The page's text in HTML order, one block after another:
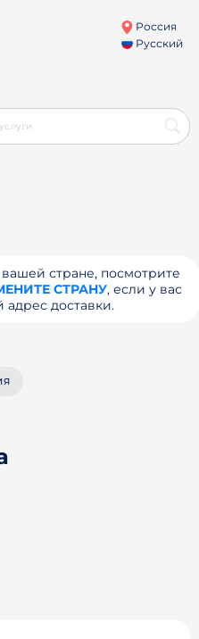
Россия
Русский
стране, посмотрите
СТРАНУ, если у вас
адрес доставки.